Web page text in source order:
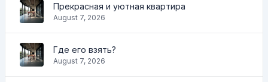
Прекрасная и уютная квартира
August 7, 2026
Где его взять?
August 7, 2026